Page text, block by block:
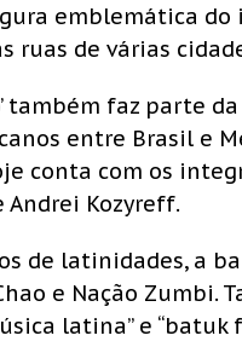
emblemática
ruas de várias
também faz parte
entre Brasil e
conta com os
Andrei Kozyreff.
de latinidades, a
e Nação Zumbi.
latina” e “batuk